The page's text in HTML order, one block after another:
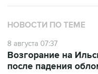
НОВОСТИ ПО ТЕМЕ
8 августа 07:37
Возгорание на
после падения